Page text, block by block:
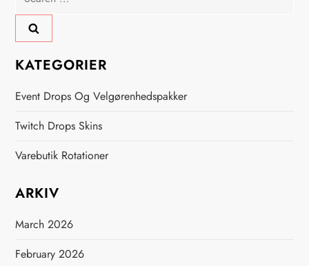
KATEGORIER
Event Drops Og Velgørenhedspakker
Twitch Drops Skins
Varebutik Rotationer
ARKIV
March 2026
February 2026